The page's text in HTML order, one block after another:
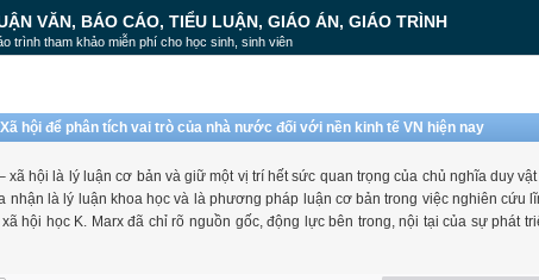
VĂN, BÁO CÁO, TIỂU LUẬN, GIÁO ÁN, GIÁO TRÌNH
trình tham khảo miễn phí cho học sinh, sinh viên
hội để phân tích vai trò của nhà nước đối với nền kinh tế VN hiện nay
xã hội là lý luận cơ bản và giữ một vị trí hết sức quan trọng của chủ nghĩa duy
nhận là lý luận khoa học và là phương pháp luận cơ bản trong việc nghiên cứu
hội học K. Marx đã chỉ rõ nguồn gốc, động lực bên trong, nội tại của sự phát